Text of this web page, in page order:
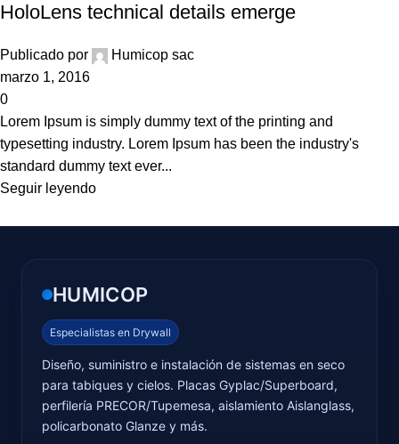
HoloLens technical details emerge
Publicado por
Humicop sac
marzo 1, 2016
0
Lorem Ipsum is simply dummy text of the printing and
typesetting industry. Lorem Ipsum has been the industry's
standard dummy text ever...
Seguir leyendo
HUMICOP
Especialistas en Drywall
Diseño, suministro e instalación de sistemas en seco
para tabiques y cielos. Placas Gyplac/Superboard,
perfilería PRECOR/Tupemesa, aislamiento Aislanglass,
policarbonato Glanze y más.